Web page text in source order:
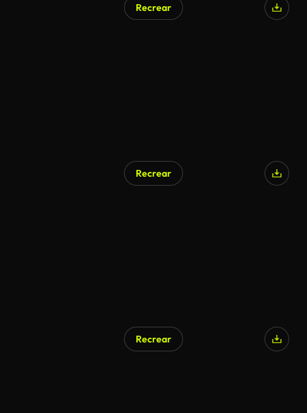
Recrear
Recrear
Recrear